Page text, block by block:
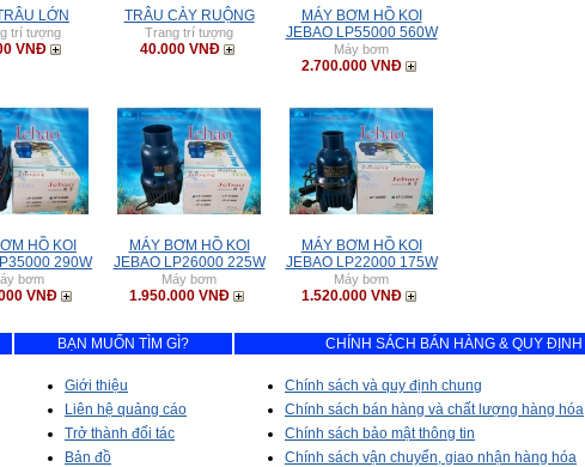
LỚN
trí tượng
VNĐ
TRÂU CÀY RUỘNG
Trang trí tượng
40.000 VNĐ
MÁY BƠM HỒ KOI
JEBAO LP55000 560W
Máy bơm
2.700.000 VNĐ
HỒ KOI
290W
bơm
VNĐ
MÁY BƠM HỒ KOI
JEBAO LP26000 225W
Máy bơm
1.950.000 VNĐ
MÁY BƠM HỒ KOI
JEBAO LP22000 175W
Máy bơm
1.520.000 VNĐ
BẠN MUỐN TÌM GÌ? CHÍNH SÁCH BÁN HÀNG & QUY ĐỊNH
Giới thiệu
Liên hệ quảng cáo
Trở thành đối tác
Bản đồ
Chính sách và quy định chung
Chính sách bán hàng và chất lượng hàng hóa
Chính sách bảo mật thông tin
Chính sách vận chuyển, giao nhận hàng hóa